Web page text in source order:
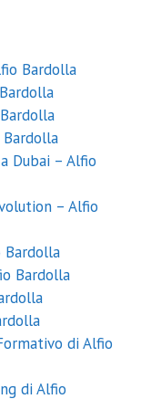
Bardolla
Dubai – Alfio
– Alfio
Bardolla
Bardolla
di Alfio
di Alfio